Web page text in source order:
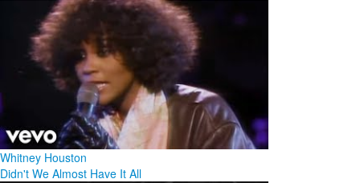
Whitney Houston
Didn't We Almost Have It All